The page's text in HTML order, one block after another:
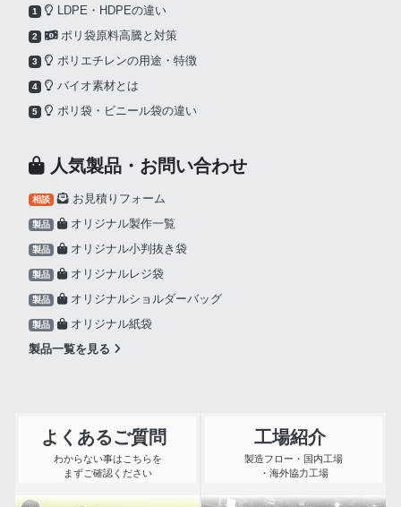
1 LDPE・HDPEの違い
2 ポリ袋原料高騰と対策
3 ポリエチレンの用途・特徴
4 バイオ素材とは
5 ポリ袋・ビニール袋の違い
人気製品・お問い合わせ
相談 お見積りフォーム
製品 オリジナル製作一覧
製品 オリジナル小判抜き袋
製品 オリジナルレジ袋
製品 オリジナルショルダーバッグ
製品
オリジナル紙袋
製品一覧を見る
よくあるご質問
わからない事はこちらを
まずご確認ください
工場紹介
製造フロー・国内工場
・海外協力工場